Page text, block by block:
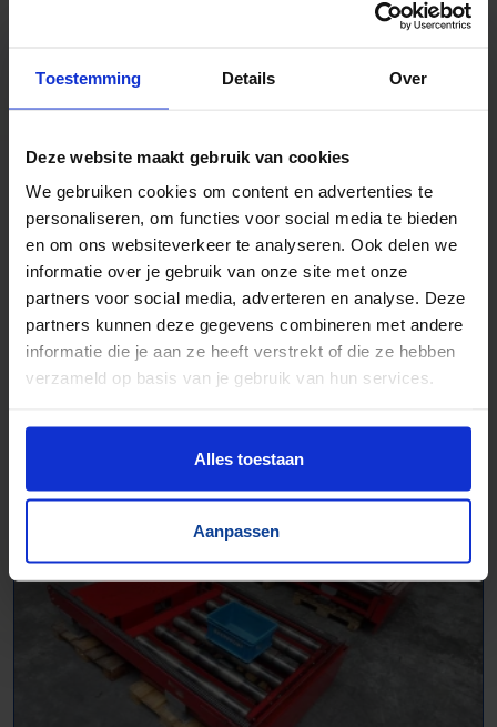
Toestemming Details Over
Deze website maakt gebruik van cookies
We gebruiken cookies om content en advertenties te
personaliseren, om functies voor social media te bieden
en om ons websiteverkeer te analyseren. Ook delen we
informatie over je gebruik van onze site met onze
partners voor social media, adverteren en analyse. Deze
partners kunnen deze gegevens combineren met andere
informatie die je aan ze heeft verstrekt of die ze hebben
verzameld op basis van je gebruik van hun services.
Alles toestaan
Aanpassen
B 915 mm | Ø 89 mm | h.o.h. 100 mm